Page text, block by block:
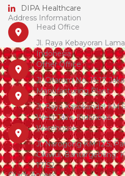
DIPA Healthcare
Address Information
Head Office
Jl. Raya Kebayoran
Indonesia
Other Office
Jl. Citarum No. 15-17
Manufacturing Plant
Jl. Raya Kasokandel KM
West Java, Indonesia
Warehouse
Jl. Narogong KM 12.5,
Cikiwul, Bantargebang,
17152